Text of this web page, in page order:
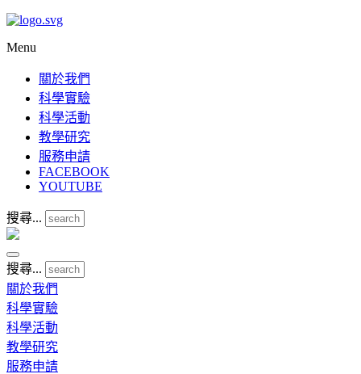
Menu
關於我們
科學實驗
科學活動
教學研究
服務申請
FACEBOOK
YOUTUBE
搜尋...
搜尋...
關於我們
科學實驗
科學活動
教學研究
服務申請